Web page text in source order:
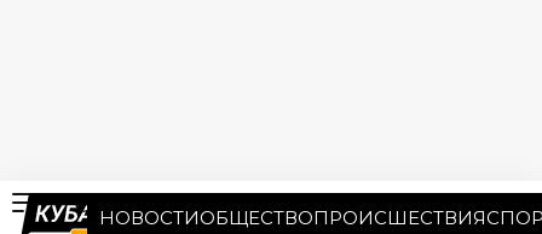
НОВОСТИОБЩЕСТВОПРОИСШЕСТВИЯ